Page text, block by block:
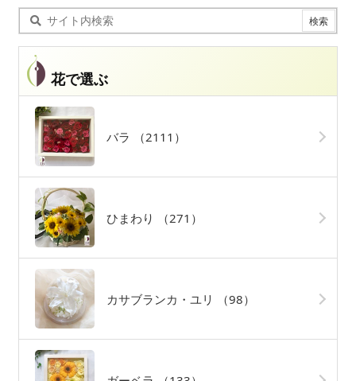
花で選ぶ
バラ （2111）
ひまわり （271）
カサブランカ・ユリ （98）